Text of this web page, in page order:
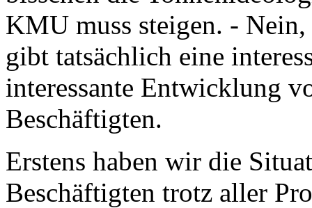
KMU muss steigen. -
gibt tatsächlich eine
interessante Entwicklung
Beschäftigten.
Erstens haben wir die
Beschäftigten trotz aller